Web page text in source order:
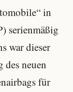
in
serienmäßig
war dieser
neuen
für